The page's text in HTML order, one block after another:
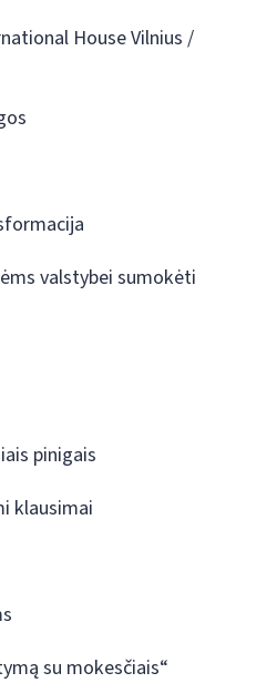
House Vilnius /
valstybei sumokėti
pinigais
klausimai
su mokesčiais“